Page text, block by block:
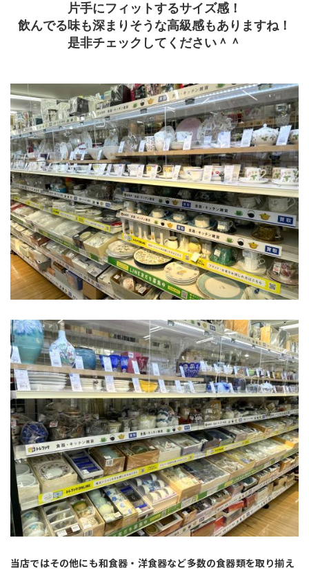
片手にフィットするサイズ感！
飲んでる味も深まりそうな高級感もありますね！
是非チェックしてください＾＾
当店ではその他にも和食器・洋食器など多数の食器類を取り揃え